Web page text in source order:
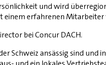
und wird
einem erfahrenen
bei Concur DACH.
Schweiz ansässig sind